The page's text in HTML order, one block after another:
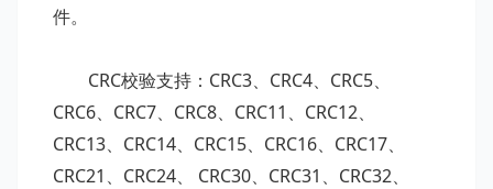
件。
CRC校验支持： CRC3 CRC4 CRC5
CRC6 CRC7 CRC8 CRC11 CRC12
CRC13 CRC14 CRC15 CRC16 CRC17
CRC21 CRC24 CRC30 CRC31 CRC32